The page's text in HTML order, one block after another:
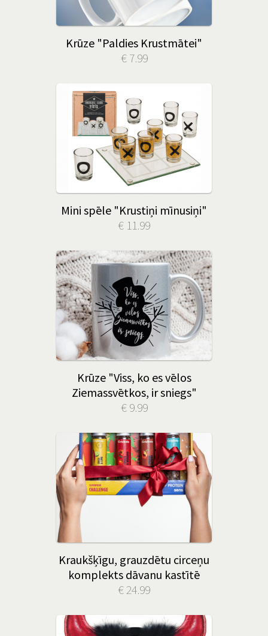
Krūze "Paldies Krustmātei"
€ 7.99
Mini spēle "Krustiņi mīnusiņi"
€ 11.99
Krūze "Viss, ko es vēlos
Ziemassvētkos, ir sniegs"
€ 9.99
Kraukšķīgu, grauzdētu circeņu
komplekts dāvanu kastītē
€ 24.99